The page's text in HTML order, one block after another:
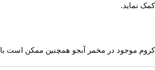
کمک نماید.
کروم موجود در مخمر آبجو همچنین ممکن است با